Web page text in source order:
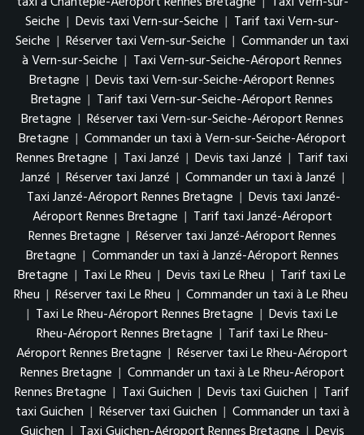
Seiche | Devis taxi Vern-sur-Seiche | Tarif taxi Vern-sur-
Seiche | Réserver taxi Vern-sur-Seiche | Commander un taxi
à Vern-sur-Seiche | Taxi Vern-sur-Seiche-Aéroport Rennes
Bretagne | Devis taxi Vern-sur-Seiche-Aéroport Rennes
Bretagne | Tarif taxi Vern-sur-Seiche-Aéroport Rennes
Bretagne | Réserver taxi Vern-sur-Seiche-Aéroport Rennes
Bretagne | Commander un taxi à Vern-sur-Seiche-Aéroport
Rennes Bretagne | Taxi Janzé | Devis taxi Janzé | Tarif taxi
Janzé | Réserver taxi Janzé | Commander un taxi à Janzé |
Taxi Janzé-Aéroport Rennes Bretagne | Devis taxi Janzé-
Aéroport Rennes Bretagne | Tarif taxi Janzé-Aéroport
Rennes Bretagne | Réserver taxi Janzé-Aéroport Rennes
Bretagne | Commander un taxi à Janzé-Aéroport Rennes
Bretagne | Taxi Le Rheu | Devis taxi Le Rheu | Tarif taxi Le
Rheu | Réserver taxi Le Rheu | Commander un taxi à Le Rheu
| Taxi Le Rheu-Aéroport Rennes Bretagne | Devis taxi Le
Rheu-Aéroport Rennes Bretagne | Tarif taxi Le Rheu-
Aéroport Rennes Bretagne | Réserver taxi Le Rheu-Aéroport
Rennes Bretagne | Commander un taxi à Le Rheu-Aéroport
Rennes Bretagne | Taxi Guichen | Devis taxi Guichen | Tarif
taxi Guichen | Réserver taxi Guichen | Commander un taxi à